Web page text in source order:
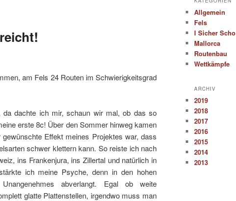
am Fels 24 Routen im Schwierigkeitsgrad
dachte ich mir, schaun wir mal, ob das so
erste 8c! Über den Sommer hinweg kamen
Effekt meines Projektes war, dass
schwer klettern kann. So reiste ich nach
ins Frankenjura, ins Zillertal und natürlich in
ich meine Psyche, denn in den hohen
abverlangt. Egal ob weite
glatte Plattenstellen, irgendwo muss man
Allgemein
Fels
I Sicher Scho
Mallorca
Routenbau
Wettkämpfe
ARCHIV
2019
2018
2017
2016
2015
2014
2013